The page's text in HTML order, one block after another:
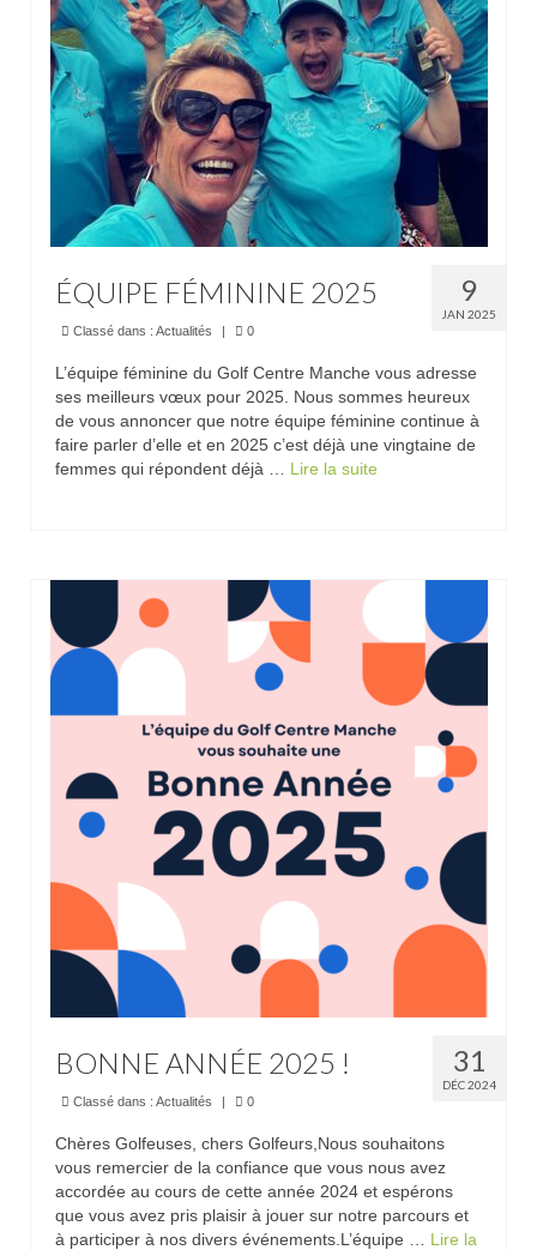
Trou n°1
Trou n°2
Trou n°3
Trou n°4
Trou n°5
Trou n°6
Trou n°7
Trou n°9
Plan
Actualités
Practice
Hébergement
Tarifs
Abonnements
Journée
Enseignement
Compétitions
Départs
Résultats
Agenda
9
JAN 2025
ÉQUIPE FÉMININE 2025
Classé dans : Actualités | 0
L’équipe féminine du Golf Centre Manche vous adresse
ses meilleurs vœux pour 2025. Nous sommes heureux
de vous annoncer que notre équipe féminine continue à
faire parler d’elle et en 2025 c’est déjà une vingtaine de
femmes qui répondent déjà … Lire la suite­­
31
DÉC 2024
BONNE ANNÉE 2025 !
Classé dans : Actualités | 0
Chères Golfeuses, chers Golfeurs,Nous souhaitons
vous remercier de la confiance que vous nous avez
accordée au cours de cette année 2024 et espérons
que vous avez pris plaisir à jouer sur notre parcours et
à participer à nos divers événements.L’équipe … Lire la